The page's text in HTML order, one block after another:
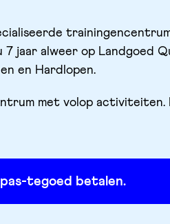
7 jaar alweer op Landgoed
en Hardlopen.
met volop activiteiten.
tegoed betalen.